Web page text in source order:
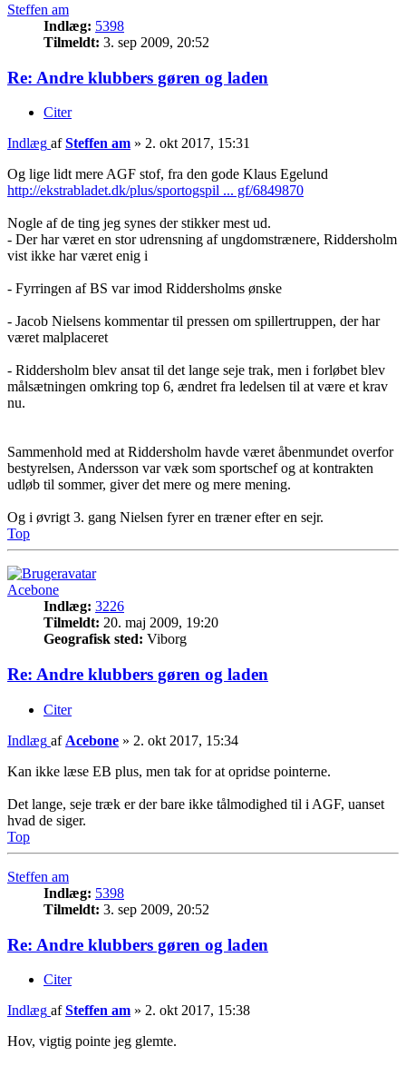
Steffen am
Indlæg: 5398
Tilmeldt: 3. sep 2009, 20:52
Re: Andre klubbers gøren og laden
Citer
Indlæg afSteffen am » 2. okt 2017, 15:31
Og lige lidt mere AGF stof, fra den gode Klaus Egelund
http://ekstrabladet.dk/plus/sportogspil ... gf/6849870
Nogle af de ting jeg synes der stikker mest ud.
- Der har været en stor udrensning af ungdomstrænere, Riddersholm
vist ikke har været enig i
- Fyrringen af BS var imod Riddersholms ønske
- Jacob Nielsens kommentar til pressen om spillertruppen, der har
været malplaceret
- Riddersholm blev ansat til det lange seje trak, men i forløbet blev
målsætningen omkring top 6, ændret fra ledelsen til at være et krav
nu.
Sammenhold med at Riddersholm havde været åbenmundet overfor
bestyrelsen, Andersson var væk som sportschef og at kontrakten
udløb til sommer, giver det mere og mere mening.
Og i øvrigt 3. gang Nielsen fyrer en træner efter en sejr.
Top
Acebone
Indlæg: 3226
Tilmeldt: 20. maj 2009, 19:20
Geografisk sted: Viborg
Re: Andre klubbers gøren og laden
Citer
Indlæg af Acebone » 2. okt 2017, 15:34
Kan ikke læse EB plus, men tak for at opridse pointerne.
Det lange, seje træk er der bare ikke tålmodighed til i AGF, uanset
hvad de siger.
Top
Steffen am
Indlæg: 5398
Tilmeldt: 3. sep 2009, 20:52
Re: Andre klubbers gøren og laden
Citer
Indlæg afSteffen am » 2. okt 2017, 15:38
Hov, vigtig pointe jeg glemte.